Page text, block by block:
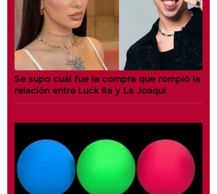
Se supo cuál fue la compra que rompió la
relación entre Luck Ra y La Joaqui